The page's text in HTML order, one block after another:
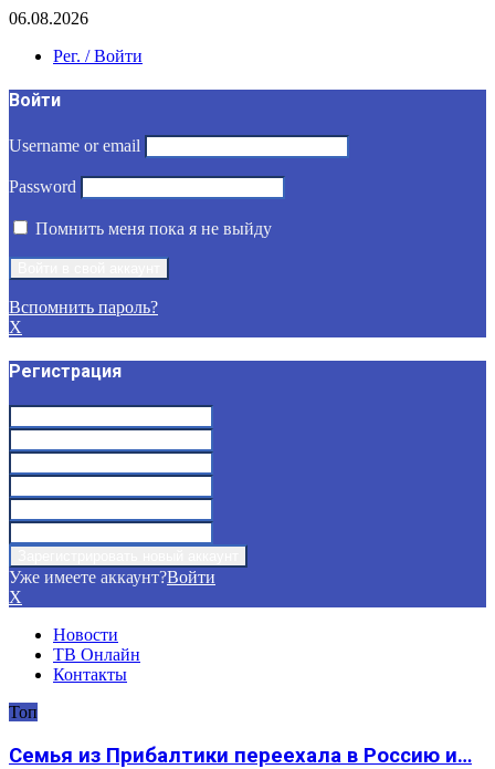
06.08.2026
Рег. / Войти
Войти
Username or email
Password
Помнить меня пока я не выйду
Вспомнить пароль?
X
Регистрация
Уже имеете аккаунт?Войти
X
Новости
ТВ Онлайн
Контакты
Топ
Семья из Прибалтики переехала в Россию и…